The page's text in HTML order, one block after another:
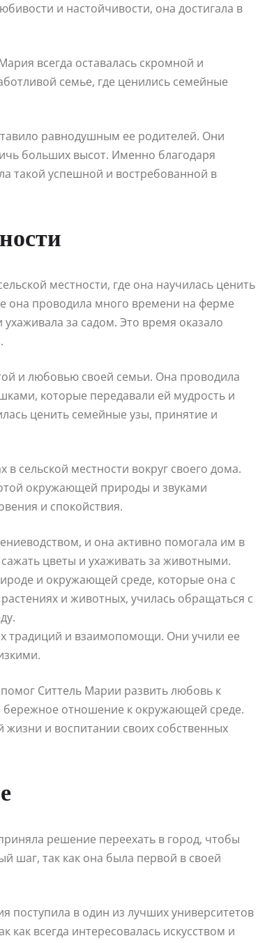
и настойчивости, она достигала в
всегда оставалась скромной и
семье, где ценились семейные
равнодушным ее родителей. Они
больших высот. Именно благодаря
такой успешной и востребованной в
местности, где она научилась ценить
она проводила много времени на ферме
за садом. Это время оказало
и любовью своей семьи. Она проводила
которые передавали ей мудрость и
ценить семейные узы, принятие и
сельской местности вокруг своего дома.
окружающей природы и звуками
и спокойствия.
и она активно помогала им в
цветы и ухаживать за животными.
и окружающей среде, которые она с
и животных, училась обращаться с
традиций и взаимопомощи. Они учили ее
Ситтель Марии развить любовь к
отношение к окружающей среде.
и воспитании своих собственных
решение переехать в город, чтобы
шаг, так как она была первой в своей
поступила в один из лучших университетов
как всегда интересовалась искусством и